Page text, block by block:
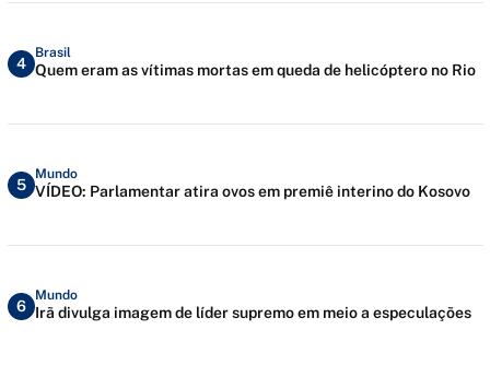
4
Brasil
Quem eram as vítimas mortas em queda de helicóptero no Rio
5
Mundo
VÍDEO: Parlamentar atira ovos em premiê interino do Kosovo
6
Mundo
Irã divulga imagem de líder supremo em meio a especulações